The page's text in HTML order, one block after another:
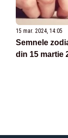
15 mar. 2024, 14:05
Semnele
din 15 martie